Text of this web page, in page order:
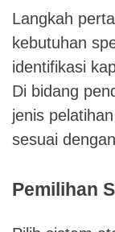
Langkah
kebutuhan
identifikasi
Di bidang
jenis
sesuai
Pemilihan